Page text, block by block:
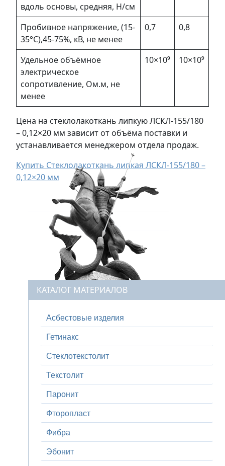
вдоль основы, средняя, Н/см
Пробивное напряжение, (15-
35°С),45-75%, кВ, не менее
0,7 0,8
Удельное объёмное
электрическое
сопротивление, Ом.м, не
менее
10×10⁹ 10×10⁹
Цена на стеклолакоткань липкую ЛСКЛ-155/180
– 0,12×20 мм зависит от объёма поставки и
устанавливается менеджером отдела продаж.
Купить Стеклолакоткань липкая ЛСКЛ-155/180 –
0,12×20 мм
КАТАЛОГ МАТЕРИАЛОВ
Асбестовые изделия
Гетинакс
Стеклотекстолит
Текстолит
Паронит
Фторопласт
Фибра
Эбонит